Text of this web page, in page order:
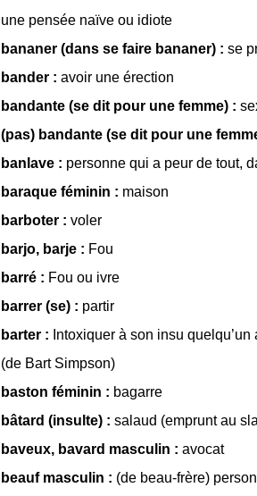
une pensée naïve ou idiote
bananer (dans se faire bananer) : se
bander : avoir une érection
bandante (se dit pour une femme) :
(pas) bandante (se dit pour une
banlave : personne qui a peur de tout,
baraque féminin : maison
barboter : voler
barjo, barje : Fou
barré : Fou ou ivre
barrer (se) : partir
barter : Intoxiquer à son insu
(de Bart Simpson)
baston féminin : bagarre
bâtard (insulte) : salaud (emprunt au
baveux, bavard masculin : avocat
beauf masculin : (de beau-frère)